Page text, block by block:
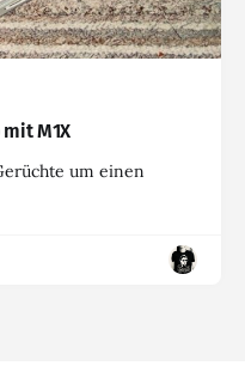
mit M1X
um einen